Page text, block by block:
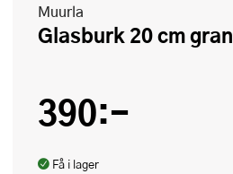
Muurla
Glasburk 20 cm gran
390:-
Få i lager